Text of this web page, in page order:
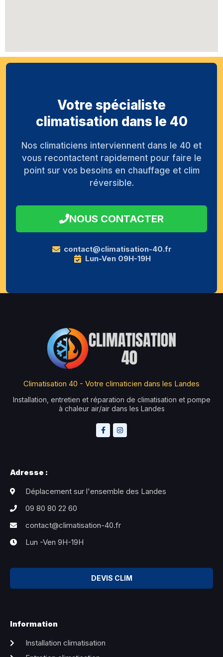
Votre spécialiste
climatisation dans le 40
Nos climaticiens interviennent dans le 40 et
vous recontactent rapidement pour faire le
point sur vos besoins en chauffage et clim
réversible.
NOUS CONTACTER
contact@climatisation-40.fr
Lun-Ven 09H-19H
Climatisation 40 - Votre climaticien dans les Landes
Installation, entretien et réparation de climatisation et pompe
à chaleur air/air dans les Landes
Adresse :
Déplacement sur l'ensemble des Landes
09 80 80 22 60
contact@climatisation-40.fr
Lun -Ven 9H-19H
DEVIS CLIM
Information
Installation climatisation